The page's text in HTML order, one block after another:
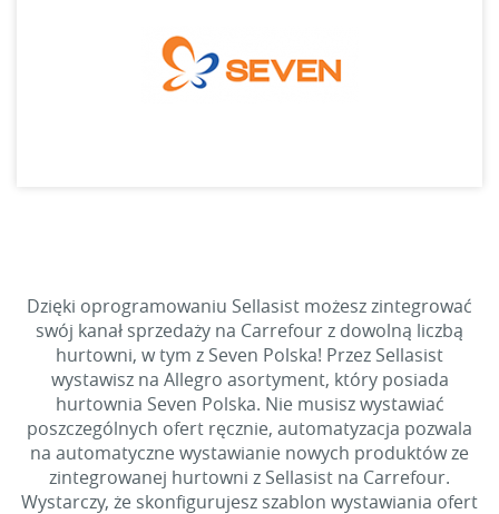
Dzięki oprogramowaniu Sellasist możesz zintegrować
swój kanał sprzedaży na Carrefour z dowolną liczbą
hurtowni, w tym z Seven Polska! Przez Sellasist
wystawisz na Allegro asortyment, który posiada
hurtownia Seven Polska. Nie musisz wystawiać
poszczególnych ofert ręcznie, automatyzacja pozwala
na automatyczne wystawianie nowych produktów ze
zintegrowanej hurtowni z Sellasist na Carrefour.
Wystarczy, że skonfigurujesz szablon wystawiania ofert